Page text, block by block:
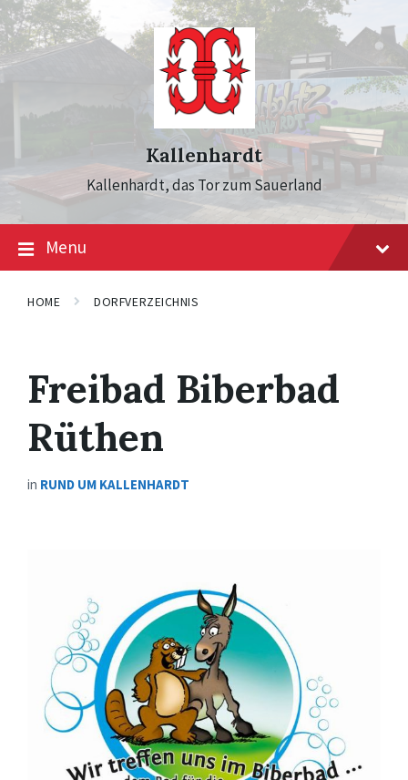
Skip
to
content
Skip
to
main
navigation
Skip
to
footer
Kallenhardt
Kallenhardt, das Tor zum Sauerland
Menu
HOME DORFVERZEICHNIS
Freibad Biberbad
Rüthen
in RUND UM KALLENHARDT